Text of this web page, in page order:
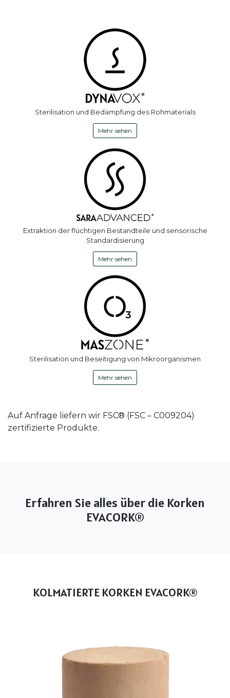
Sterilisation und Bedampfung des Rohmaterials
Mehr sehen
Extraktion der flüchtigen Bestandteile und sensorische
Standardisierung
Mehr sehen
Sterilisation und Beseitigung von Mikroorganismen
Mehr sehen
Auf Anfrage liefern wir FSC® (FSC – C009204)
zertifizierte Produkte.
Erfahren Sie alles über die Korken
EVACORK®
KOLMATIERTE KORKEN EVACORK®